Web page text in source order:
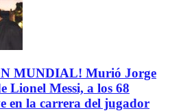
MUNDIAL! Murió Jorge
Lionel Messi, a los 68
en la carrera del jugador